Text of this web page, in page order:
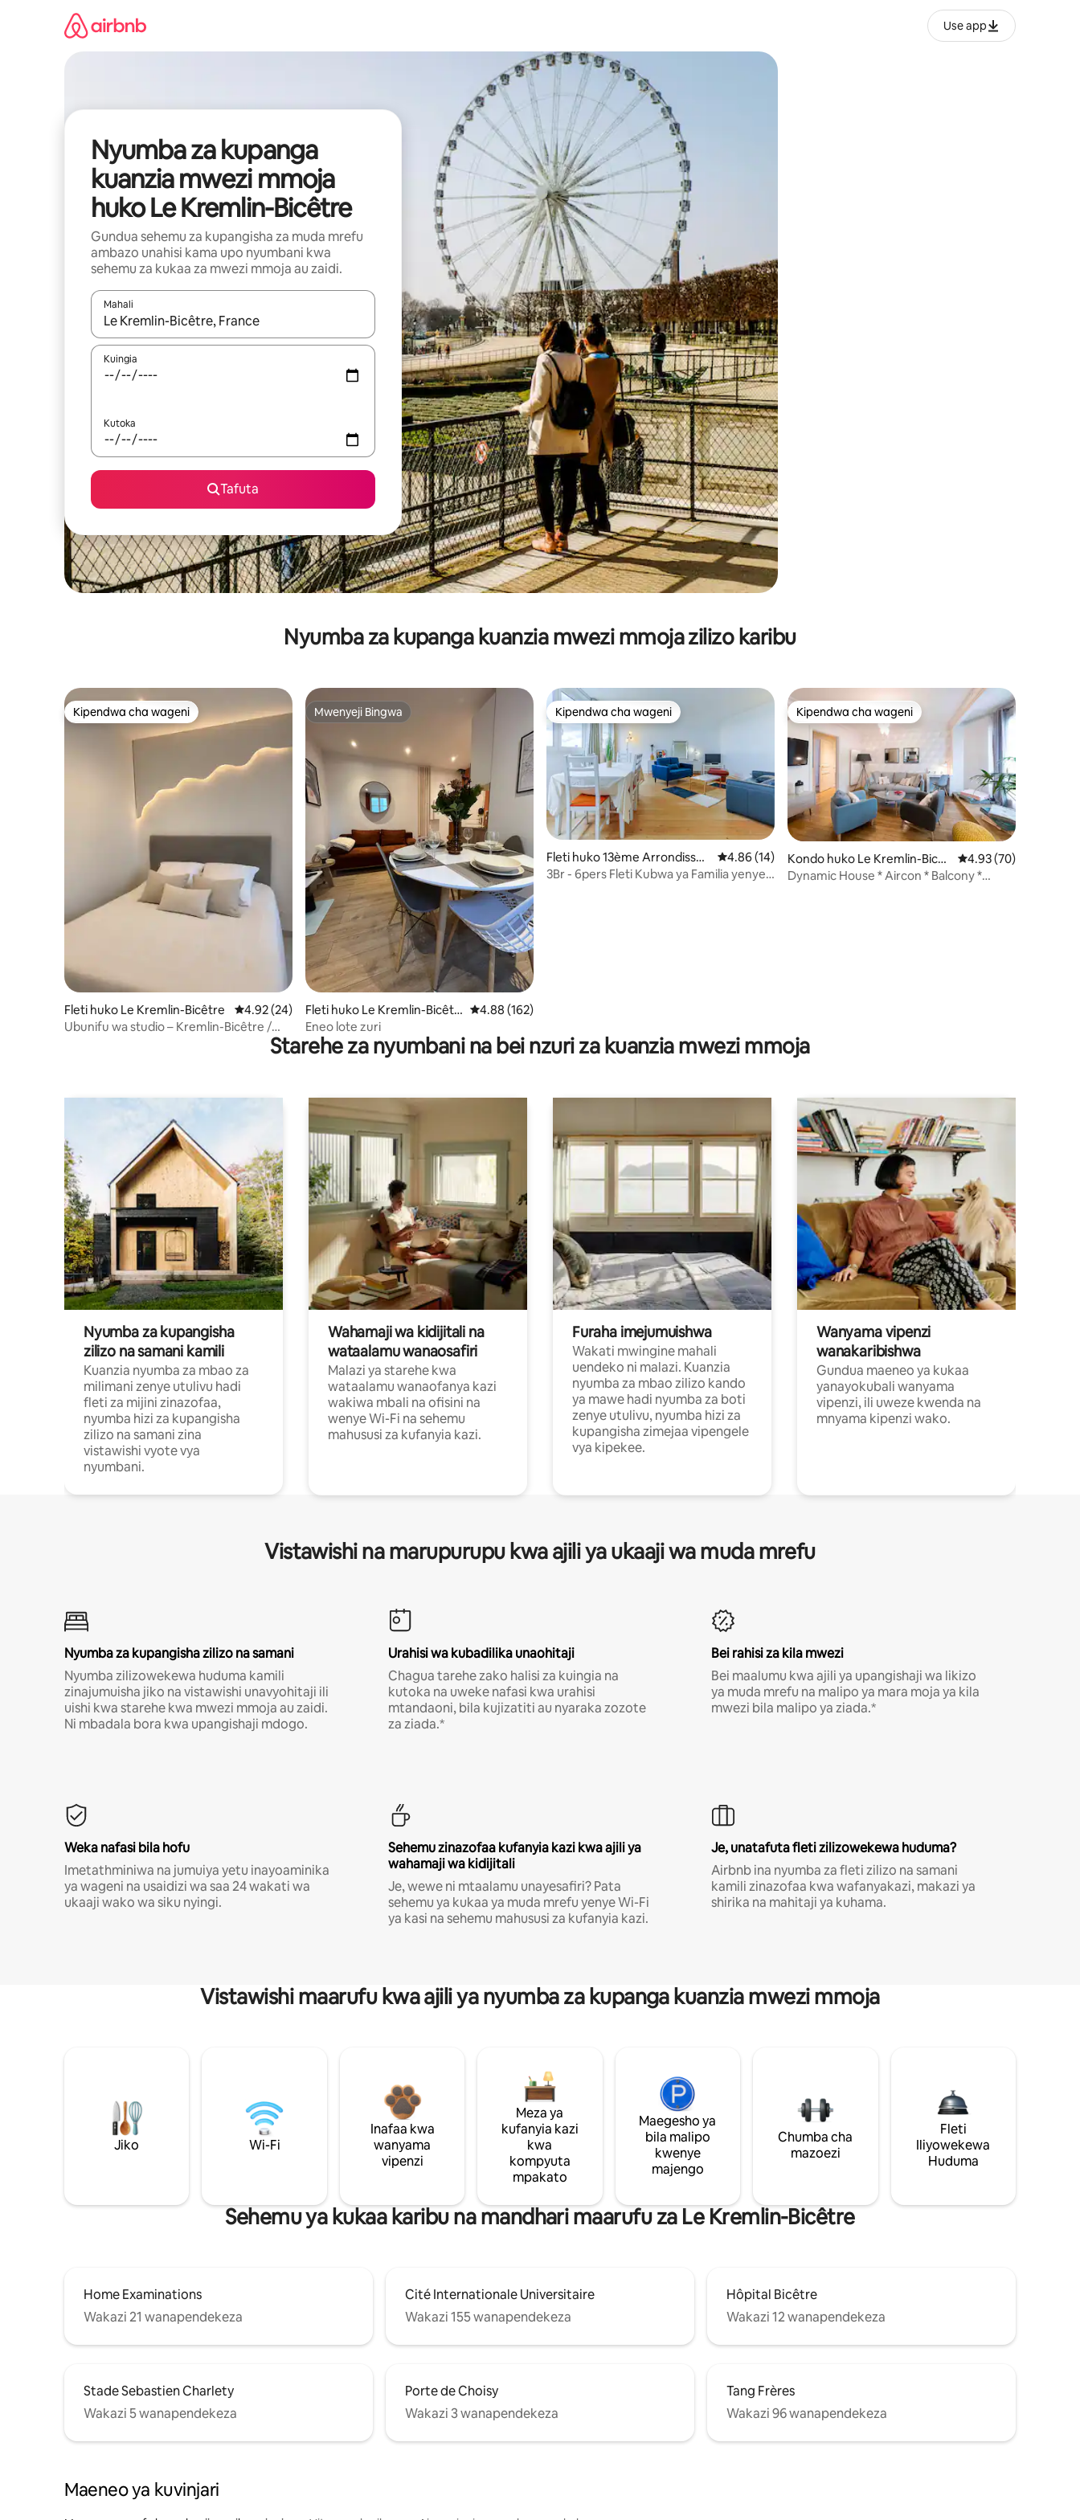
Use app
Nyumba za kupanga
kuanzia mwezi mmoja
huko Le Kremlin-Bicêtre
Gundua sehemu za kupangisha za muda mrefu
ambazo unahisi kama upo nyumbani kwa
sehemu za kukaa za mwezi mmoja au zaidi.
Mahali
Wakati matokeo yanapatikana, vinjari kwa kutumia vitufe vya vishale vya juu na chini au uchunguze kwa kugusa au kutelezesha kidole kwenye ishara.
Kuingia
Kutoka
Tafuta
Nyumba za kupanga kuanzia mwezi mmoja zilizo karibu
Kipendwa cha wageni
Kipendwa cha wageni
Fleti huko Le Kremlin-Bicêtre Ukadiriaji wa wastani wa 4.92 kati ya 5, tathmini 24
4.92 (24)
Ubunifu wa studio – Kremlin-Bicêtre /
Mwenyeji Bingwa
Mwenyeji Bingwa
Fleti huko Le Kremlin-Bicêtr
e
Ukadiriaji wa wastani wa 4.88 kati ya 5, tathmini 162
4.88 (162)
Eneo lote zuri
Kipendwa cha wageni
Kipendwa cha wageni
Fleti huko 13ème Arrondisse
ment
Ukadiriaji wa wastani wa 4.86 kati ya 5, tathmini 14
4.86 (14)
3Br - 6pers Fleti Kubwa ya Familia yenye
Kipendwa cha wageni
Kipendwa cha wageni
Kondo huko Le Kremlin-Bicêt
re
Ukadiriaji wa wastani
4.93 (70)
Dynamic House * Aircon * Balcony *
Starehe za nyumbani na bei nzuri za kuanzia mwezi mmoja
Nyumba za kupangisha
zilizo na samani kamili
Kuanzia nyumba za mbao za
milimani zenye utulivu hadi
fleti za mijini zinazofaa,
nyumba hizi za kupangisha
zilizo na samani zina
vistawishi vyote vya
nyumbani.
Wahamaji wa kidijitali na
wataalamu wanaosafiri
Malazi ya starehe kwa
wataalamu wanaofanya kazi
wakiwa mbali na ofisini na
wenye Wi-Fi na sehemu
mahususi za kufanyia kazi.
Furaha imejumuishwa
Wakati mwingine mahali
uendeko ni malazi. Kuanzia
nyumba za mbao zilizo kando
ya mawe hadi nyumba za boti
zenye utulivu, nyumba hizi za
kupangisha zimejaa vipengele
vya kipekee.
Wanyama vipenzi
wanakaribishwa
Gundua maeneo ya kukaa
yanayokubali wanyama
vipenzi, ili uweze kwenda na
mnyama kipenzi wako.
Vistawishi na marupurupu kwa ajili ya ukaaji wa muda mrefu
Nyumba za kupangisha zilizo na samani
Nyumba zilizowekewa huduma kamili
zinajumuisha jiko na vistawishi unavyohitaji ili
uishi kwa starehe kwa mwezi mmoja au zaidi.
Ni mbadala bora kwa upangishaji mdogo.
Urahisi wa kubadilika unaohitaji
Chagua tarehe zako halisi za kuingia na
kutoka na uweke nafasi kwa urahisi
mtandaoni, bila kujizatiti au nyaraka zozote
za ziada.*
Bei rahisi za kila mwezi
Bei maalumu kwa ajili ya upangishaji wa likizo
ya muda mrefu na malipo ya mara moja ya kila
mwezi bila malipo ya ziada.*
Weka nafasi bila hofu
Imetathminiwa na jumuiya yetu inayoaminika
ya wageni na usaidizi wa saa 24 wakati wa
ukaaji wako wa siku nyingi.
Sehemu zinazofaa kufanyia kazi kwa ajili ya
wahamaji wa kidijitali
Je, wewe ni mtaalamu unayesafiri? Pata
sehemu ya kukaa ya muda mrefu yenye Wi-Fi
ya kasi na sehemu mahususi za kufanyia kazi.
Je, unatafuta fleti zilizowekewa huduma?
Airbnb ina nyumba za fleti zilizo na samani
kamili zinazofaa kwa wafanyakazi, makazi ya
shirika na mahitaji ya kuhama.
Vistawishi maarufu kwa ajili ya nyumba za kupanga kuanzia mwezi mmoja
Jiko Wi-Fi
Inafaa kwa
wanyama
vipenzi
Meza ya
kufanyia kazi
kwa
kompyuta
mpakato
Maegesho ya
bila malipo
kwenye
majengo
Chumba cha
mazoezi
Fleti
Iliyowekewa
Huduma
Sehemu ya kukaa karibu na mandhari maarufu za Le Kremlin-Bicêtre
Home Examinations
Wakazi 21 wanapendekeza
Cité Internationale Universitaire
Wakazi 155 wanapendekeza
Hôpital Bicêtre
Wakazi 12 wanapendekeza
Stade Sebastien Charlety
Wakazi 5 wanapendekeza
Porte de Choisy
Wakazi 3 wanapendekeza
Tang Frères
Wakazi 96 wanapendekeza
Maeneo ya kuvinjari